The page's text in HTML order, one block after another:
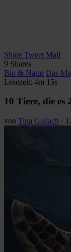
Share Tweet Mail
9 Shares
Bio & Natur Das
Lesezeit: 4m 15s
10 Tiere, die es
von Tina Gallach ·